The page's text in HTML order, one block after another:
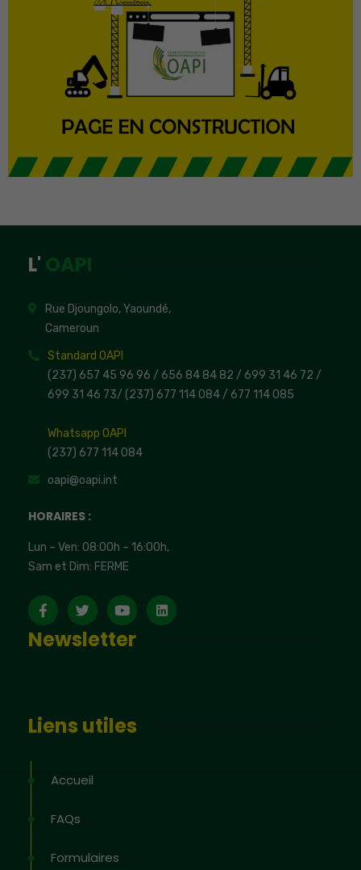
L' OAPI
Rue Djoungolo, Yaoundé,
Cameroun
Standard OAPI
(237) 657 45 96 96 / 656 84 84 82 / 699 31 46 72 /
699 31 46 73/ (237) 677 114 084 / 677 114 085
Whatsapp OAPI
(237) 677 114 084
oapi@oapi.int
HORAIRES :
Lun – Ven: 08:00h – 16:00h,
Sam et Dim: FERME
Newsletter
Liens utiles
Accueil
FAQs
Formulaires